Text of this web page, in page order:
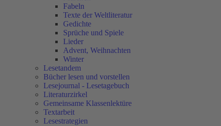
Fabeln
Texte der Weltliteratur
Gedichte
Sprüche und Spiele
Lieder
Advent, Weihnachten
Winter
Lesetandem
Bücher lesen und vorstellen
Lesejournal - Lesetagebuch
Literaturzirkel
Gemeinsame Klassenlektüre
Textarbeit
Lesestrategien